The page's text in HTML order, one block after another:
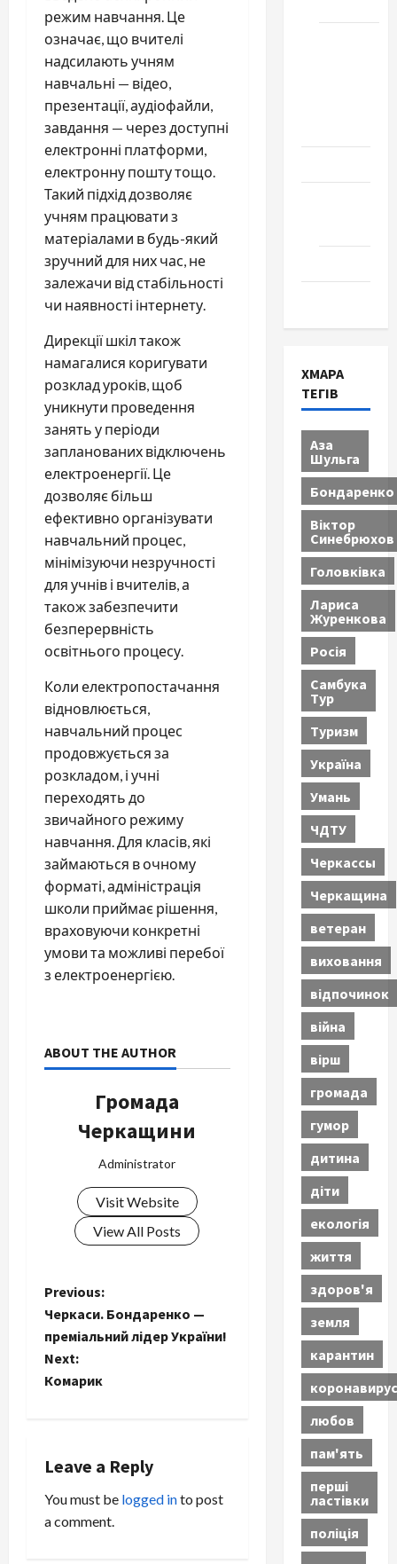
режим навчання. Це
означає, що вчителі
надсилають учням
навчальні — відео,
презентації, аудіофайли,
завдання — через доступні
електронні платформи,
електронну пошту тощо.
Такий підхід дозволяє
учням працювати з
матеріалами в будь-який
зручний для них час, не
залежачи від стабільності
чи наявності інтернету.
Дирекції шкіл також
намагалися коригувати
розклад уроків, щоб
уникнути проведення
занять у періоди
запланованих відключень
електроенергії. Це
дозволяє більш
ефективно організувати
навчальний процес,
мінімізуючи незручності
для учнів і вчителів, а
також забезпечити
безперервність
освітнього процесу.
Коли електропостачання
відновлюється,
навчальний процес
продовжується за
розкладом, і учні
переходять до
звичайного режиму
навчання. Для класів, які
займаються в очному
форматі, адміністрація
школи приймає рішення,
враховуючи конкретні
умови та можливі перебої
з електроенергією.
ABOUT THE AUTHOR
Громада
Черкащини
Administrator
Visit Website
View All Posts
P
o
s
v
Previous:
Черкаси. Бондаренко —
преміальний лідер України!
Next:
Комарик
Leave a Reply
You must be logged into post
a comment.
ХМАРА
ТЕГІВ
Аза
Шульга
Бондаренко
Віктор
Синебрюхов
Головківка
Лариса
Журенкова
Росія
Самбука
Тур
Туризм
Україна
Умань
ЧДТУ
Черкассы
Черкащина
ветеран
виховання
відпочинок
війна
вірш
громада
гумор
дитина
діти
екологія
життя
здоров'я
земля
карантин
коронавирус
любов
пам'ять
перші
ластівки
поліція